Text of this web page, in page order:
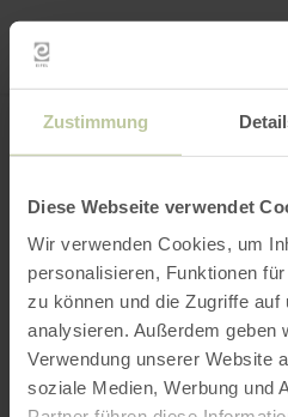
Zustimmung
Diese Webseite verwendet
Wir verwenden Cookies, um
personalisieren, Funktionen
zu können und die Zugriffe auf
analysieren. Außerdem geben
Verwendung unserer Website
soziale Medien, Werbung und